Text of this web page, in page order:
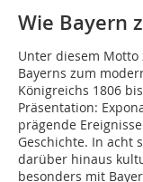
Wie Bayern
Unter diesem
Bayerns zum
Königreichs 1806
Präsentation:
prägende
Geschichte. In acht
darüber hinaus
besonders mit